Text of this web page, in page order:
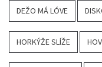
DEŽO MÁ LÓVE
HORKÝŽE SLÍŽE